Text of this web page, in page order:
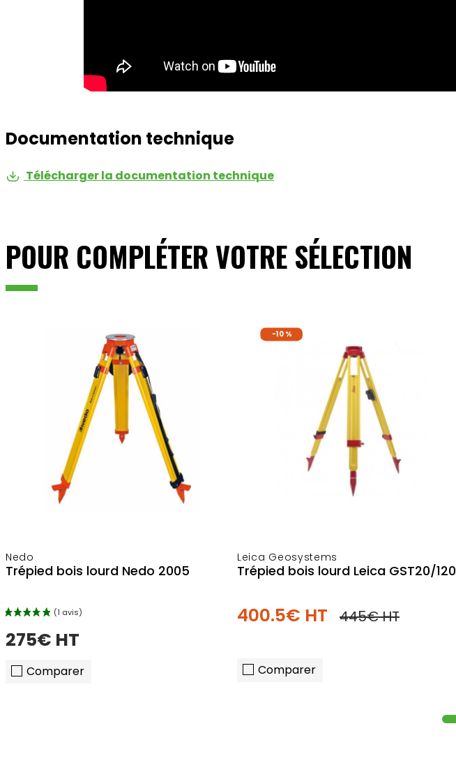
Documentation technique
Télécharger la documentation technique
POUR COMPLÉTER VOTRE SÉLECTION
ajouter au panier
Nedo
Trépied bois lourd Nedo 2005
275€ HT
Comparer
ajouter au panier
-10 %
Leica Geosystems
Trépied bois lourd Leica GST20/120
400.5€ HT 445€ HT
Comparer